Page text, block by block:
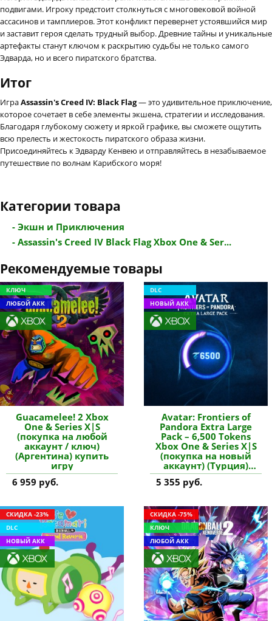
подвигами. Игроку предстоит столкнуться с многовековой войной
ассасинов и тамплиеров. Этот конфликт перевернет устоявшийся мир
и заставит героя сделать трудный выбор. Древние тайны и уникальные
артефакты станут ключом к раскрытию судьбы не только самого
Эдварда, но и всего пиратского братства.
Итог
ИграAssassin's Creed IV: Black Flag— это удивительное приключение,
которое сочетает в себе элементы экшена, стратегии и исследования.
Благодаря глубокому сюжету и яркой графике, вы сможете ощутить
всю прелесть и жестокость пиратского образа жизни.
Присоединяйтесь к Эдварду Кенвею и отправляйтесь в незабываемое
путешествие по волнам Карибского моря!
Категории товара
- Экшн и Приключения
- Assassin's Creed IV Black Flag Xbox One & Ser...
Рекомендуемые товары
КЛЮЧ
ЛЮБОЙ АКК
Guacamelee! 2 Xbox
One & Series X|S
(покупка на любой
аккаунт / ключ)
(Аргентина) купить
игру
6 959 руб.
DLC
НОВЫЙ АКК
Avatar: Frontiers of
Pandora Extra Large
Pack – 6,500 Tokens
Xbox One & Series X|S
(покупка на новый
аккаунт) (Турция)
купить дополнение
5 355 руб.
СКИДКА -23%
DLC
НОВЫЙ АКК
СКИДКА -75%
КЛЮЧ
ЛЮБОЙ АКК